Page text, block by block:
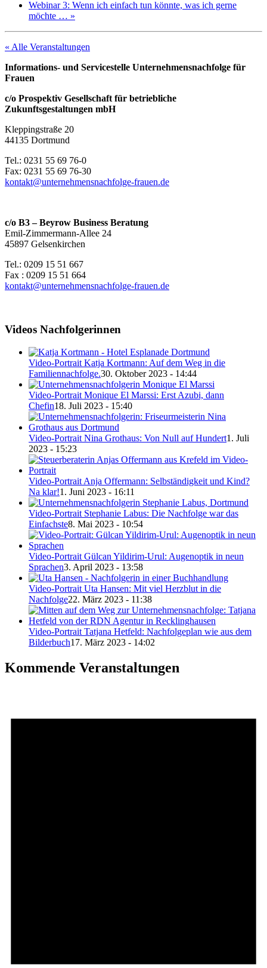
Webinar 3: Wenn ich einfach tun könnte, was ich gerne
möchte … »
« Alle Veranstaltungen
Informations- und Servicestelle Unternehmensnachfolge für
Frauen
c/o Prospektiv Gesellschaft für betriebliche
Zukunftsgestaltungen mbH
Kleppingstraße 20
44135 Dortmund
Tel.: 0231 55 69 76-0
Fax: 0231 55 69 76-30
kontakt@unternehmensnachfolge-frauen.de
c/o B3 – Beyrow Business Beratung
Emil-Zimmermann-Allee 24
45897 Gelsenkirchen
Tel.: 0209 15 51 667
Fax : 0209 15 51 664
kontakt@unternehmensnachfolge-frauen.de
Videos Nachfolgerinnen
Video-Portrait Katja Kortmann: Auf dem Weg in die
Familiennachfolge.30. Oktober 2023 - 14:44
Video-Portrait Monique El Marssi: Erst Azubi, dann
Chefin18. Juli 2023 - 15:40
Video-Portrait Nina Grothaus: Von Null auf Hundert1. Juli
2023 - 15:23
Video-Portrait Anja Offermann: Selbständigkeit und Kind?
Na klar!1. Juni 2023 - 16:11
Video-Portrait Stephanie Labus: Die Nachfolge war das
Einfachste8. Mai 2023 - 10:54
Video-Portrait Gülcan Yildirim-Urul: Augenoptik in neun
Sprachen3. April 2023 - 13:58
Video-Portrait Uta Hansen: Mit viel Herzblut in die
Nachfolge22. März 2023 - 11:38
Video-Portrait Tatjana Hetfeld: Nachfolgeplan wie aus dem
Bilderbuch17. März 2023 - 14:02
Kommende Veranstaltungen